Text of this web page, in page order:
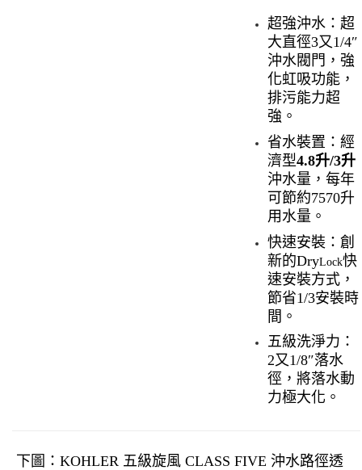
超強沖水：超
大直徑3又1/4″
沖水閥門，強
化虹吸功能，
排污能力超
強。
省水裝置：經
濟型4.8升/3升
沖水量，每年
可節約7570升
用水量。
快速安裝：創
新的DryLock快
速安裝方式，
節省1/3安裝時
間。
五級洗淨力：
2又1/8″落水
徑，將落水動
力極大化。
下圖：KOHLER 五級旋風 CLASS FIVE 沖水路徑透